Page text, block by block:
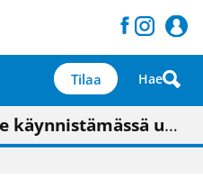
Tilaa Hae
hieman parempana painojäljen laatuna lehdessä
on valoisa
uudelleen keskustavisiotyön”
omavaraisemmin kuin kaupungissa"